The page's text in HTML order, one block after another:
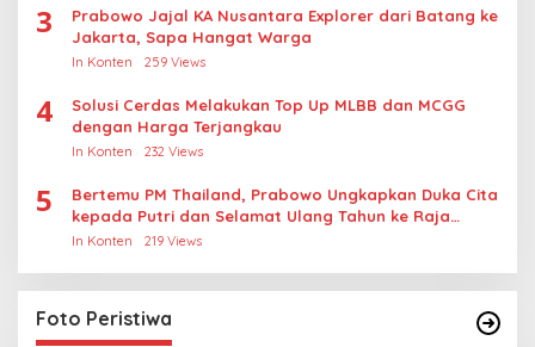
3
Prabowo Jajal KA Nusantara Explorer dari Batang ke
Jakarta, Sapa Hangat Warga
In Konten 259 Views
4
Solusi Cerdas Melakukan Top Up MLBB dan MCGG
dengan Harga Terjangkau
In Konten 232 Views
5
Bertemu PM Thailand, Prabowo Ungkapkan Duka Cita
kepada Putri dan Selamat Ulang Tahun ke Raja
Thailand
In Konten 219 Views
Foto Peristiwa